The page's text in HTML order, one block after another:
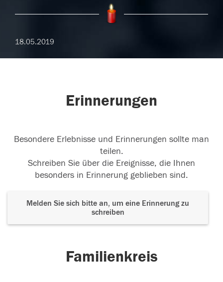
18.05.2019
Erinnerungen
Besondere Erlebnisse und Erinnerungen sollte man
teilen.
Schreiben Sie über die Ereignisse, die Ihnen
besonders in Erinnerung geblieben sind.
Melden Sie sich bitte an, um eine Erinnerung zu
schreiben
Familienkreis